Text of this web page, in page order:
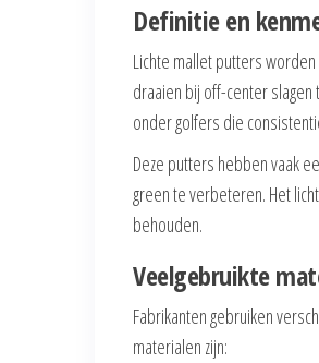
Definitie en
Lichte mallet putters
draaien bij off-center
onder golfers die
Deze putters hebben vaak
green te verbeteren. Het
behouden.
Veelgebruikte
Fabrikanten gebruiken
materialen zijn: